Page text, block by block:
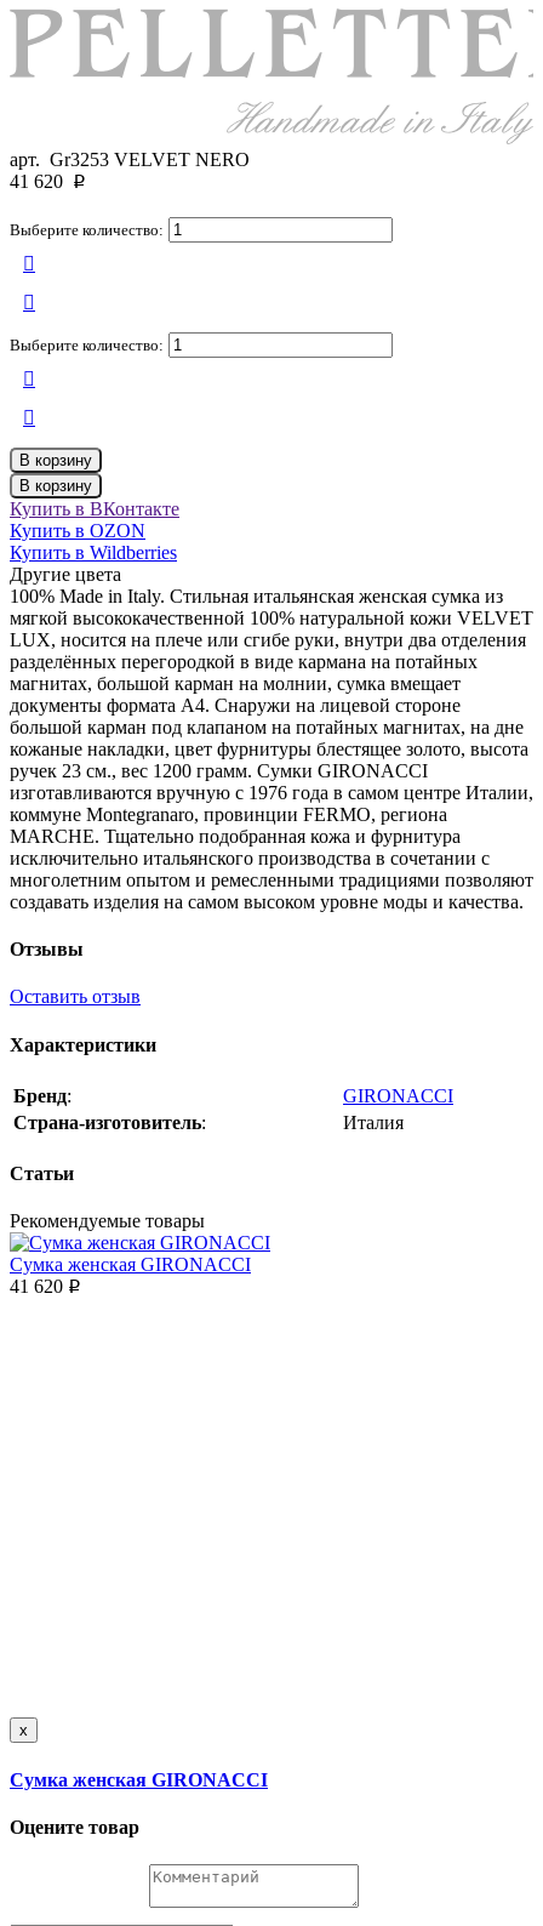
арт. Gr3253 VELVET NERO
41 620 p
Выберите количество:
Выберите количество:
В корзину
В корзину
Купить в ВКонтакте
Купить в OZON
Купить в Wildberries
Другие цвета
100% Made in Italy. Стильная итальянская женская сумка из
мягкой высококачественной 100% натуральной кожи VELVET
LUX, носится на плече или сгибе руки, внутри два отделения
разделённых перегородкой в виде кармана на потайных
магнитах, большой карман на молнии, сумка вмещает
документы формата А4. Снаружи на лицевой стороне
большой карман под клапаном на потайных магнитах, на дне
кожаные накладки, цвет фурнитуры блестящее золото, высота
ручек 23 см., вес 1200 грамм. Сумки GIRONACCI
изготавливаются вручную с 1976 года в самом центре Италии,
коммуне Montegranaro, провинции FERMO, региона
MARCHE. Тщательно подобранная кожа и фурнитура
исключительно итальянского производства в сочетании с
многолетним опытом и ремесленными традициями позволяют
создавать изделия на самом высоком уровне моды и качества.
Отзывы
Оставить отзыв
Характеристики
Бренд:
GIRONACCI
Страна-изготовитель: Италия
Статьи
Рекомендуемые товары
Сумка женская GIRONACCI
41 620 p
x
Сумка женская GIRONACCI
Оцените товар